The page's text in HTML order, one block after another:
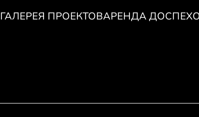
ГАЛЕРЕЯ ПРОЕКТОВАРЕНДА